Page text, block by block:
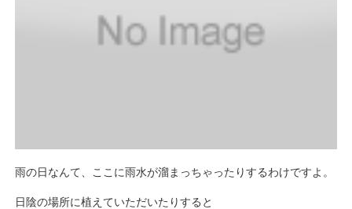
雨の日なんて、ここに雨水が溜まっちゃったりするわけですよ。
日陰の場所に植えていただいたりすると